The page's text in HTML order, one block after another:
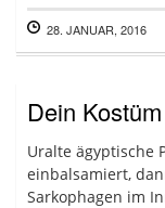
28. JANUAR, 2016
Dein
Uralte ägyptische
einbalsamiert,
Sarkophagen im